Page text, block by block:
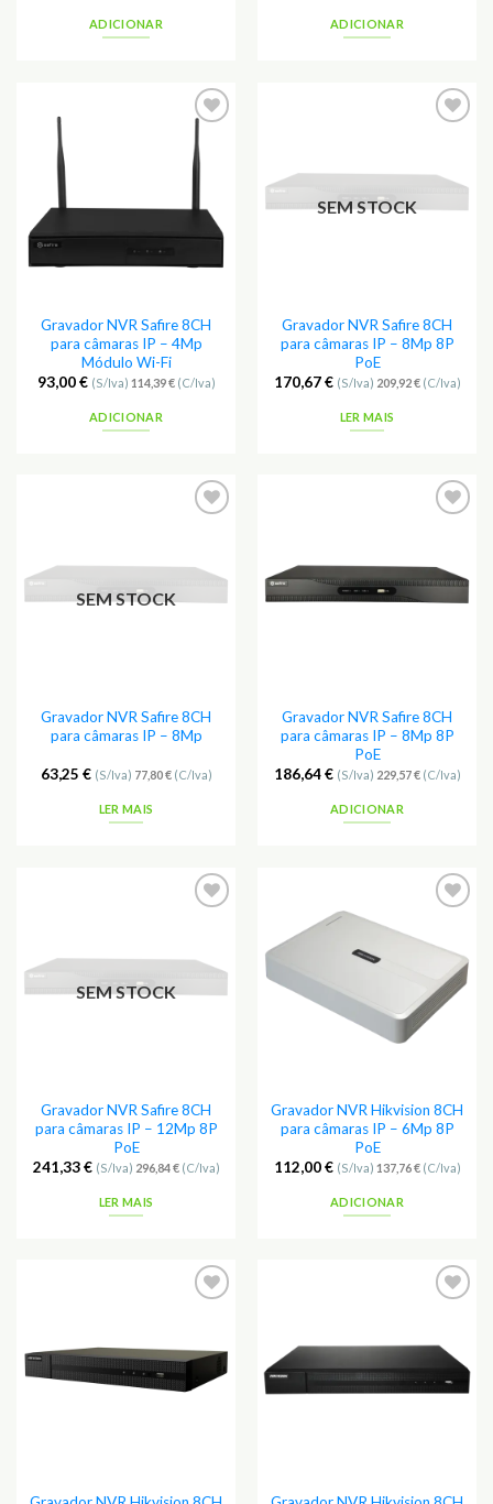
ADICIONAR ADICIONAR
aos
Favoritos
Gravador NVR Safire 8CH
para câmaras IP – 4Mp
Módulo Wi-Fi
93,00€ (S/Iva) 114,39€(C/Iva)
ADICIONAR
SEM STOCK
Gravador NVR Safire 8CH
para câmaras IP – 8Mp 8P
PoE
170,67€ (S/Iva) 209,92€(C/Iva)
LER MAIS
SEM STOCK
Gravador NVR Safire 8CH
para câmaras IP – 8Mp
63,25 € (S/Iva) 77,80€(C/Iva)
LER MAIS
Gravador NVR Safire 8CH
para câmaras IP – 8Mp 8P
PoE
186,64€ (S/Iva) 229,57€(C/Iva)
ADICIONAR
SEM STOCK
Gravador NVR Safire 8CH
para câmaras IP – 12Mp 8P
PoE
241,33€ (S/Iva) 296,84€(C/Iva)
LER MAIS
Favoritos
Gravador NVR Hikvision 8CH
para câmaras IP – 6Mp 8P
PoE
112,00€ (S/Iva) 137,76€(C/Iva)
ADICIONAR
Favoritos
Favoritos